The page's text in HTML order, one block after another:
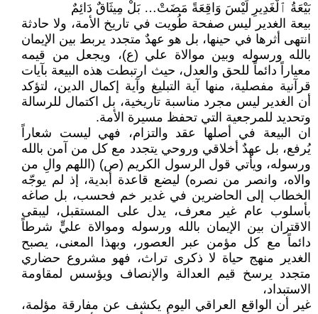
بَيْعَةُ ٱلْغَدِيرِ لَيْسَ وَاقِعَةً مَضَتْ… بَلْ مِيثَاقٌ دَائِمٌ
بيعة الغدير ليس صفحة طُويت في تاريخ الأمة، ولا حادثة
انتهى أثرها في حينها، بل هو عهدٌ متجدد يربط بين الإيمان
بالله ورسوله وبين موالاة علي (ع)، ويجعل من قيمه
معياراً دائماً للحق والعدل، حيث ارتبطت هذه البيعة بآيات
قرآنية مفصلية، منها آية التبليغ وآية إكمال الدين، لتؤكد
أن الغدير ليس مجرد مناسبة تاريخية، بل اكتمال للرسالة
وتحديد للمرجعية التي تحفظ مسيرة الأمة.
ان البيعة في أصلها عقد والتزام، فهي ليست شعاراً
يُرفع، بل عهدٌ أخلاقي وروحي يتجدد مع كل من آمن بالله
ورسوله، ويأتي قول الرسول الكريم (ص) (اللهم والِ من
والاه، وانصر من نصره) ليضع قاعدة أبدية، إذ لم يوجّه
الخطاب إلى الحاضرين في غدير خم فحسب، بل صاغه
بأسلوب عام غير معرف، يدل على المستقبل، ليبقى
الاقتران بين الإيمان بالله ورسوله وموالاة عليٍّ شرطاً
دائماً مع كل مؤمن عبر العصور، وبهذا المعنى، يصبح
الغدير منهج حياة لا ذكرى تراث، فهو مشروع حضاري
متجدد يرسخ قيم العدالة والإنصاف ويؤسس لمقاومة
الاستبداد،
غير أن الواقع العراقي اليوم يكشف عن مفارقة مؤلمة،